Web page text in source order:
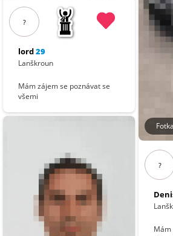
?
lord29
Lanškroun
Mám zájem se poznávat se
všemi
?
Mám